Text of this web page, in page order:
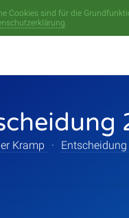
Cookies sind für die
.
Kramp · Entscheidung